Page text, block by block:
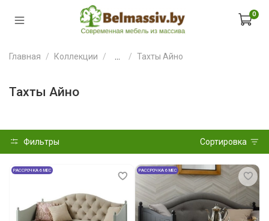
0
Главная Коллекции Тахты Айно
Тахты Айно
Фильтры Сортировка
РАССРОЧКА 6 МЕС РАССРОЧКА 6 МЕС